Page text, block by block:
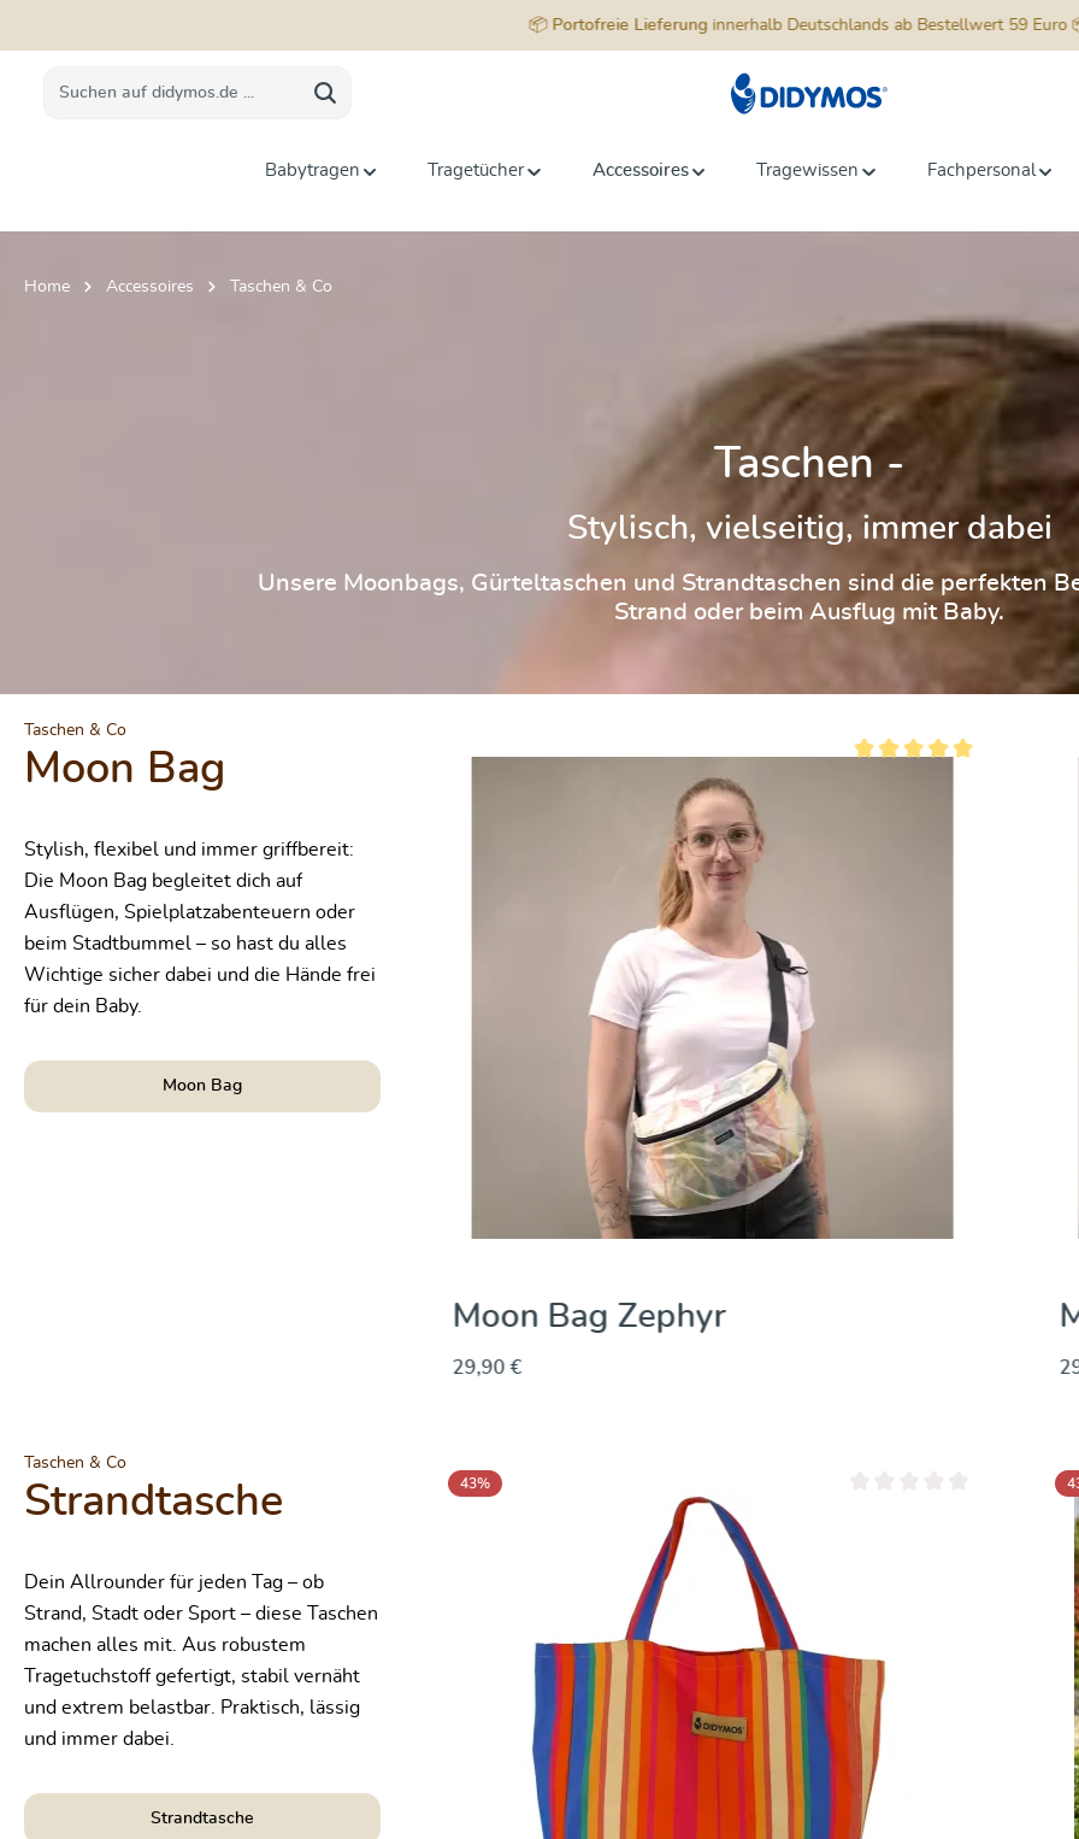
📦 Portofreie Lieferunginnerhalb Deutschlands ab Bestellwert 59 Euro
Babytragen Tragetücher Accessoires Tragewissen Fachpersonal
Home Accessoires Taschen & Co
Taschen -
Stylisch, vielseitig, immer dabei
Unsere Moonbags, Gürteltaschen und Strandtaschen sind die perfekten
Strand oder beim Ausflug mit Baby.
Taschen & Co
Moon Bag
Stylish, flexibel und immer griffbereit:
Die Moon Bag begleitet dich auf
Ausflügen, Spielplatzabenteuern oder
beim Stadtbummel – so hast du alles
Wichtige sicher dabei und die Hände frei
für dein Baby.
Moon Bag
Moon Bag Zephyr
29,90 €
Taschen & Co
Strandtasche
Dein Allrounder für jeden Tag – ob
Strand, Stadt oder Sport – diese Taschen
machen alles mit. Aus robustem
Tragetuchstoff gefertigt, stabil vernäht
und extrem belastbar. Praktisch, lässig
und immer dabei.
Strandtasche
43%
Durchschnittliche Bewertung